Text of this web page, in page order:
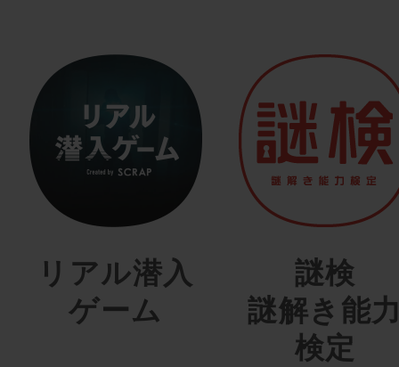
リアル潜入
ゲーム
謎検
謎解き能
検定